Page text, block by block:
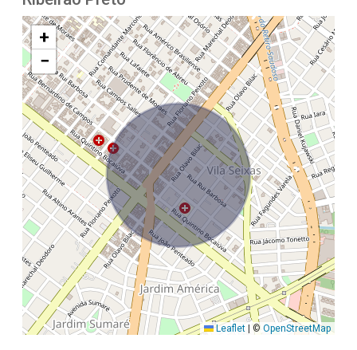
+
−
Leaflet © OpenStreetMap